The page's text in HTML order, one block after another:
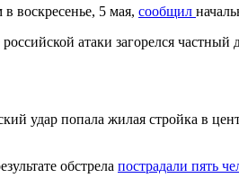
воскресенье, 5 мая, сообщил
атаки загорелся
удар попала жилая стройка в
обстрела пострадали пять